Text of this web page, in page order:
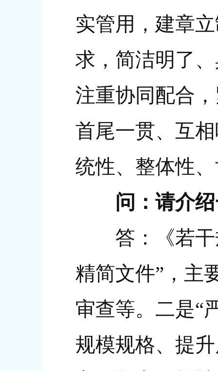
实管用，建章
求，简洁明了
注重协同配合
首尾一贯、互
统性、整体性
问：请介
答：《若干
精简文件”，主
审查等。二是“
规模规格、提